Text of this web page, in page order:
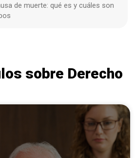
de muerte: qué es y cuáles son
sobre Derecho